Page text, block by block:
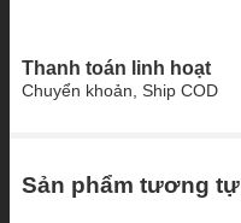
Thanh toán linh hoạt
Chuyển khoản, Ship COD
Sản phẩm tương tự